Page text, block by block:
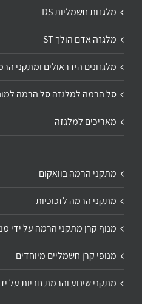
מלגזות חשמליות DS
מלגזה אדם הולך ST
מלגזונים הידראולים ומתקני
סל הרמה למלגזה סל הרמה
מאריכים למלגזה
מתקני הרמה בוואקום
מתקני הרמה לזכוכיות
מנוף קרן מתקני הרמה על ידי
מנופי קרן חשמליים מיוחדים
מתקני שינוע והרמת חביות על